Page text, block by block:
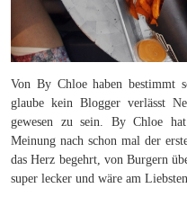
Von By Chloe haben bestimmt
glaube kein Blogger verlässt
gewesen zu sein. By Chloe
Meinung nach schon mal der
das Herz begehrt, von Burgern
super lecker und wäre am